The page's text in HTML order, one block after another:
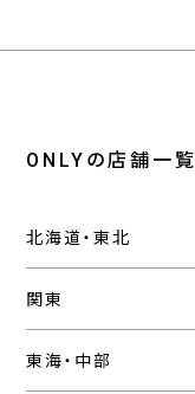
ONLYの店舗一覧
北海道・東北
関東
東海・中部